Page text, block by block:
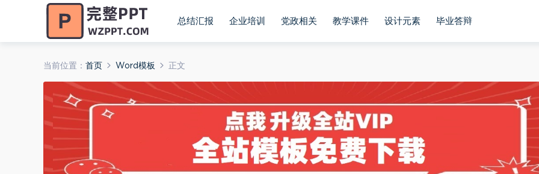
总结汇报 企业培训 党政相关 教学课件 设计元素 毕业答辩
当前位置： 首页 Word模板 正文